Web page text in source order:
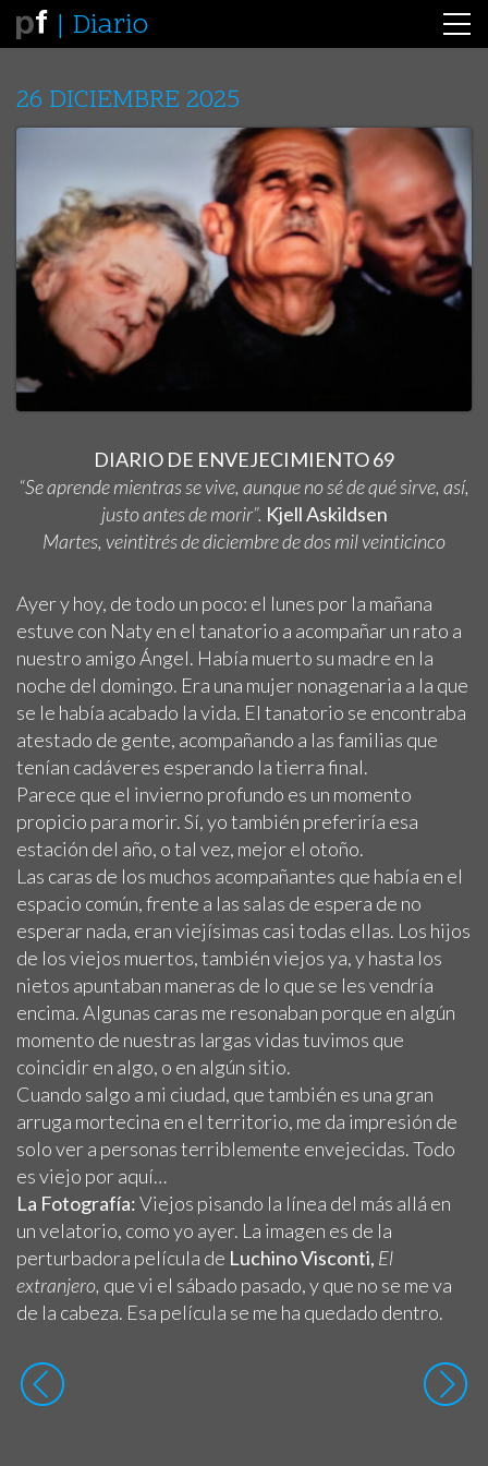
Diario
26 DICIEMBRE 2025
DIARIO DE ENVEJECIMIENTO 69
“Se aprende mientras se vive, aunque no sé de qué sirve, así,
justo antes de morir”. Kjell Askildsen
Martes, veintitrés de diciembre de dos mil veinticinco
Ayer y hoy, de todo un poco: el lunes por la mañana
estuve con Naty en el tanatorio a acompañar un rato a
nuestro amigo Ángel. Había muerto su madre en la
noche del domingo. Era una mujer nonagenaria a la que
se le había acabado la vida. El tanatorio se encontraba
atestado de gente, acompañando a las familias que
tenían cadáveres esperando la tierra final.
Parece que el invierno profundo es un momento
propicio para morir. Sí, yo también preferiría esa
estación del año, o tal vez, mejor el otoño.
Las caras de los muchos acompañantes que había en el
espacio común, frente a las salas de espera de no
esperar nada, eran viejísimas casi todas ellas. Los hijos
de los viejos muertos, también viejos ya, y hasta los
nietos apuntaban maneras de lo que se les vendría
encima. Algunas caras me resonaban porque en algún
momento de nuestras largas vidas tuvimos que
coincidir en algo, o en algún sitio.
Cuando salgo a mi ciudad, que también es una gran
arruga mortecina en el territorio, me da impresión de
solo ver a personas terriblemente envejecidas. Todo
es viejo por aquí…
La Fotografía:Viejos pisando la línea del más allá en
un velatorio, como yo ayer. La imagen es de la
perturbadora película de Luchino Visconti, El
extranjero, que vi el sábado pasado, y que no se me va
de la cabeza. Esa película se me ha quedado dentro.